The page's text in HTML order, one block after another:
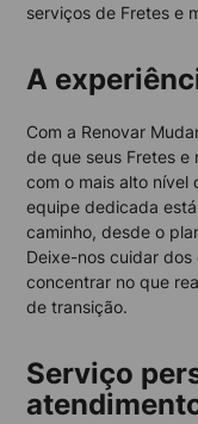
serviços de Fretes e
A
Com a Renovar
de que seus Fretes e
com o mais alto nível
equipe dedicada
caminho, desde o
Deixe-nos cuidar
concentrar no que
de transição.
Serviço